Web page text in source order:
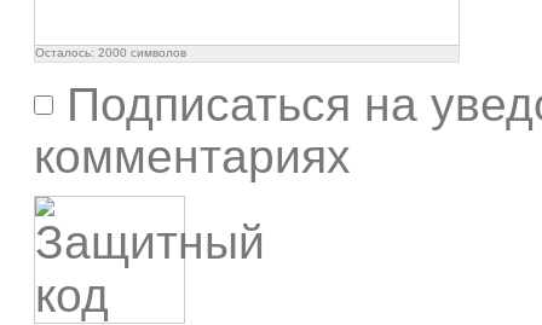
Осталось: 2000 символов
Подписаться на
комментариях